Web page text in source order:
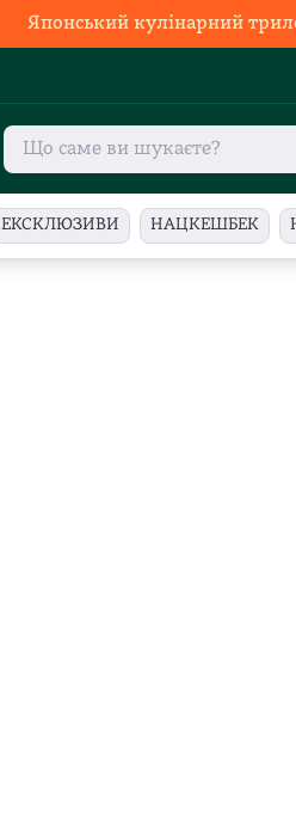
Японський кулінарний
ЕКСКЛЮЗИВИ НАЦКЕШБЕК